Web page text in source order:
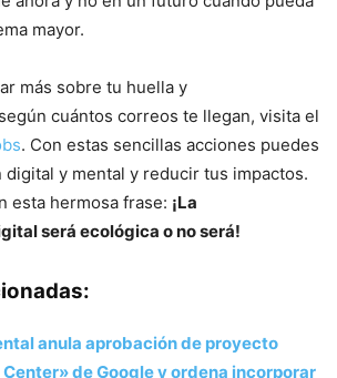
mayor.
más sobre tu huella y
cuántos correos te llegan, visita el
. Con estas sencillas acciones puedes
y mental y reducir tus impactos.
esta hermosa frase: ¡La
será ecológica o no será!
anula aprobación de proyecto
de Google y ordena incorporar